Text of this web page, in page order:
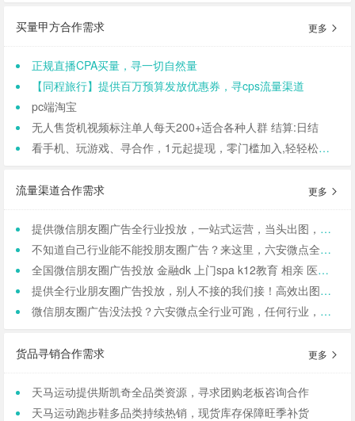
买量甲方合作需求 更多
正规直播CPA买量，寻一切自然量
【同程旅行】提供百万预算发放优惠券，寻cps流量渠道
pc端淘宝
无人售货机视频标注单人每天200+适合各种人群 结算:日结
看手机、玩游戏、寻合作，1元起提现，零门槛加入,轻轻松松日结,寻找合作小伙伴（CPA/CPL）
流量渠道合作需求 更多
提供微信朋友圈广告全行业投放，一站式运营，当头出图，包过审！
不知道自己行业能不能投朋友圈广告？来这里，六安微点全行业可投！包资质！
全国微信朋友圈广告投放 金融dk 上门spa k12教育 相亲 医院医美 国学等禁投行业包资质 过审 无需保证金
提供全行业朋友圈广告投放，别人不接的我们接！高效出图、专业运营！
微信朋友圈广告没法投？六安微点全行业可跑，任何行业，当天出图，包过审！
货品寻销合作需求 更多
天马运动提供斯凯奇全品类资源，寻求团购老板咨询合作
天马运动跑步鞋多品类持续热销，现货库存保障旺季补货